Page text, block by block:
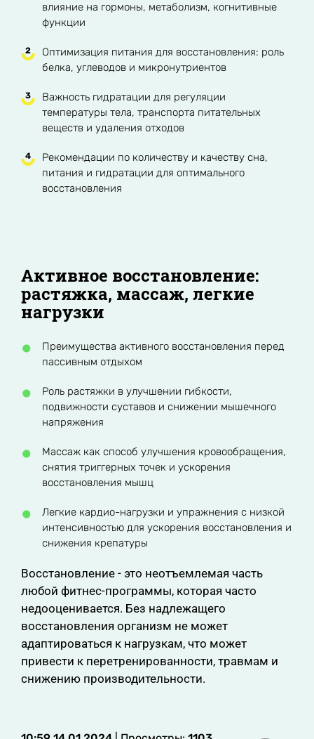
влияние на гормоны, метаболизм, когнитивные
функции
Оптимизация питания для восстановления: роль
белка, углеводов и микронутриентов
Важность гидратации для регуляции
температуры тела, транспорта питательных
веществ и удаления отходов
Рекомендации по количеству и качеству сна,
питания и гидратации для оптимального
восстановления
Активное восстановление:
растяжка, массаж, легкие
нагрузки
Преимущества активного восстановления перед
пассивным отдыхом
Роль растяжки в улучшении гибкости,
подвижности суставов и снижении мышечного
напряжения
Массаж как способ улучшения кровообращения,
снятия триггерных точек и ускорения
восстановления мышц
Легкие кардио-нагрузки и упражнения с низкой
интенсивностью для ускорения восстановления и
снижения крепатуры
Восстановление - это неотъемлемая часть
любой фитнес-программы, которая часто
недооценивается. Без надлежащего
восстановления организм не может
адаптироваться к нагрузкам, что может
привести к перетренированности, травмам и
снижению производительности.